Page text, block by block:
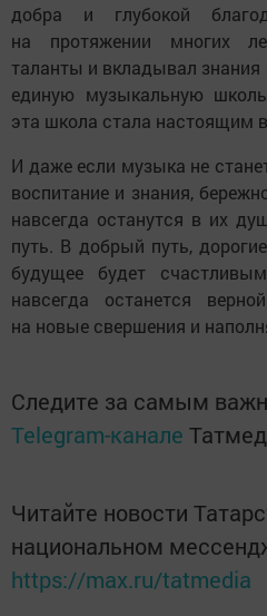
добра и глубокой
на протяжении многих
таланты и вкладывал
единую музыкальную
эта школа стала настоящим
И даже если музыка не
воспитание и знания,
навсегда останутся в их
путь. В добрый путь,
будущее будет
навсегда останется
на новые свершения и
Следите за самым
Telegram-канале
Читайте новости
национальном
https://max.ru/tatmedia